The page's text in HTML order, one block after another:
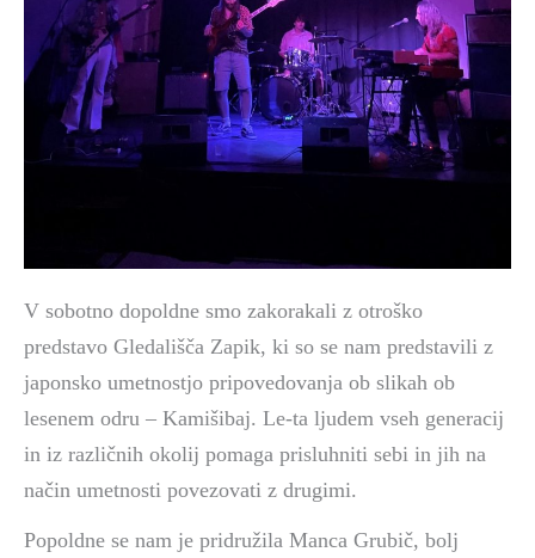
V sobotno dopoldne smo zakorakali z otroško
predstavo Gledališča Zapik, ki so se nam predstavili z
japonsko umetnostjo pripovedovanja ob slikah ob
lesenem odru – Kamišibaj. Le-ta ljudem vseh generacij
in iz različnih okolij pomaga prisluhniti sebi in jih na
način umetnosti povezovati z drugimi.
Popoldne se nam je pridružila Manca Grubič, bolj